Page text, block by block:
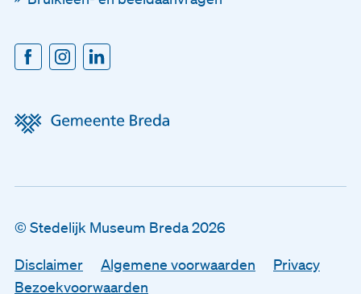
Disclaimer
Algemene voorwaarden
Privacy
© Stedelijk Museum Breda 2026
Disclaimer Algemene voorwaarden
Privacy
Bezoekvoorwaarden
E-mailadres